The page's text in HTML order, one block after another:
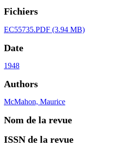
Fichiers
EC55735.PDF (3.94 MB)
Date
1948
Authors
McMahon, Maurice
Nom de la revue
ISSN de la revue